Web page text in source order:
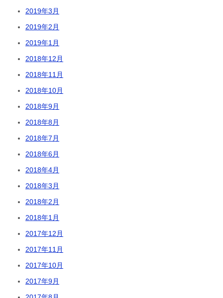
2019年3月
2019年2月
2019年1月
2018年12月
2018年11月
2018年10月
2018年9月
2018年8月
2018年7月
2018年6月
2018年4月
2018年3月
2018年2月
2018年1月
2017年12月
2017年11月
2017年10月
2017年9月